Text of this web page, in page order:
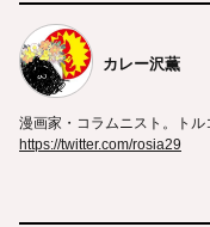
カレー沢薫
漫画家・コラムニスト。トル
https://twitter.com/rosia29